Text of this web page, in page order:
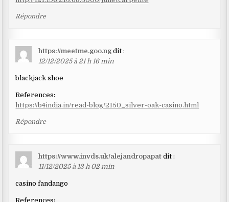
Répondre
https://meetme.goo.ng dit :
12/12/2025 à 21 h 16 min
blackjack shoe
References:
https://b4india.in/read-blog/2150_silver-oak-casino.html
Répondre
https://www.invds.uk/alejandropapat dit :
11/12/2025 à 13 h 02 min
casino fandango
References: